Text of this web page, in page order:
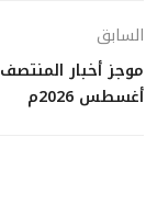
السابق
أغسطس 2026م